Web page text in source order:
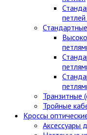
Транзитные
Тройные
Кроссы
Аксессуары